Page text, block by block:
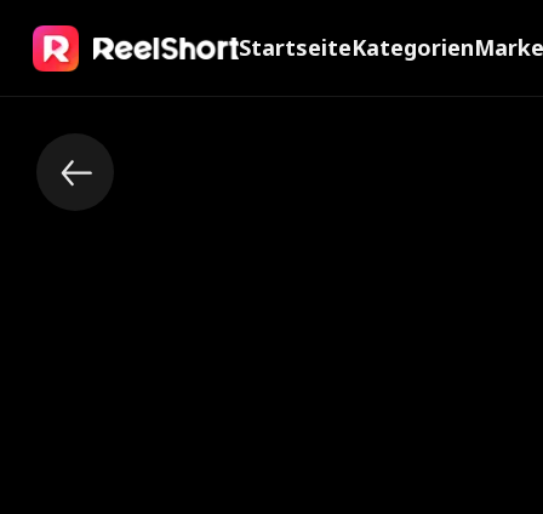
StartseiteKategorienMarke